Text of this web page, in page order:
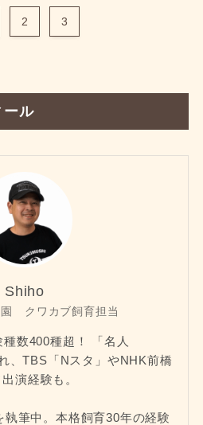
2 3
ール
Shiho
園 クワカブ飼育担当
数400種超！ 「名人
、TBS「Nスタ」やNHK前橋
演経験も。
筆中。本格飼育30年の経験